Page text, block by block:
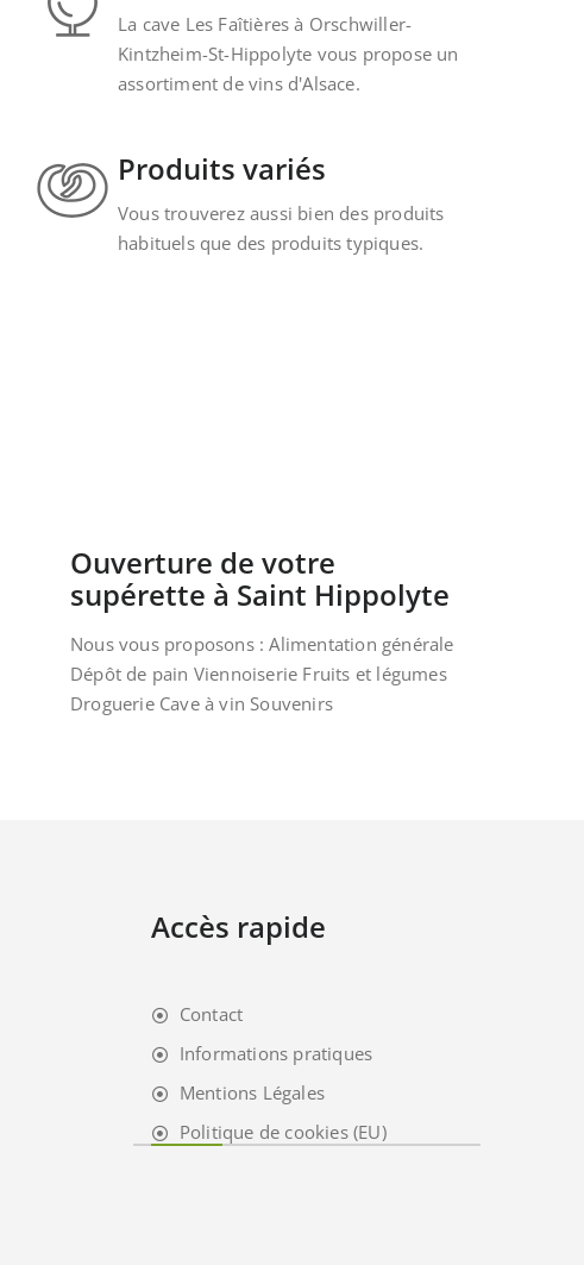
La cave Les Faîtières à Orschwiller-
Kintzheim-St-Hippolyte vous propose un
assortiment de vins d'Alsace.
Produits variés
Vous trouverez aussi bien des produits
habituels que des produits typiques.
Ouverture de votre
supérette à Saint Hippolyte
Nous vous proposons : Alimentation générale
Dépôt de pain Viennoiserie Fruits et légumes
Droguerie Cave à vin Souvenirs
Accès rapide
Contact
Informations pratiques
Mentions Légales
Politique de cookies (EU)